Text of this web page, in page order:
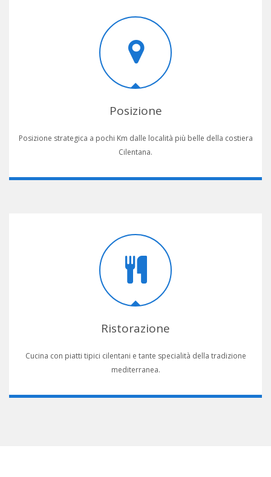
Posizione
Posizione strategica a pochi Km dalle località più belle della costiera
Cilentana.
Ristorazione
Cucina con piatti tipici cilentani e tante specialità della tradizione
mediterranea.